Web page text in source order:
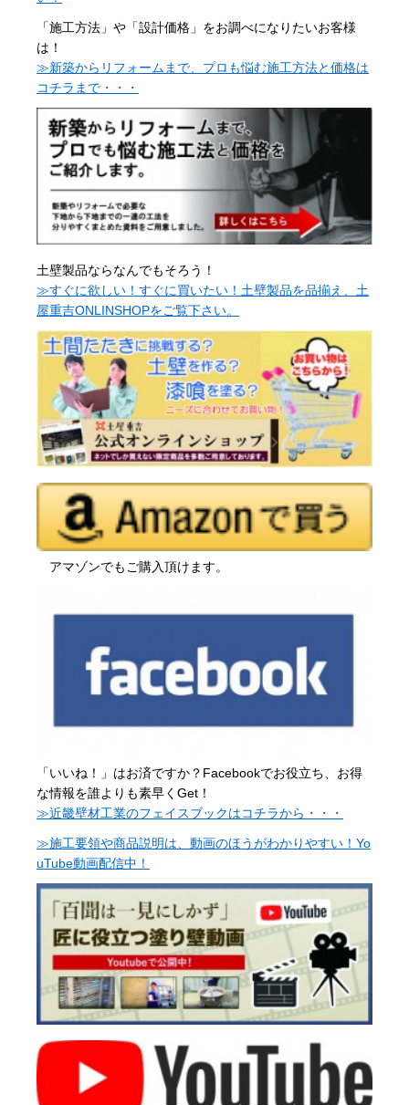
「施工方法」や「設計価格」をお調べになりたいお客様
は！
≫新築からリフォームまで、プロも悩む施工方法と価格は
コチラまで・・・
土壁製品ならなんでもそろう！
≫すぐに欲しい！すぐに買いたい！土壁製品を品揃え、土
屋重吉ONLINSHOPをご覧下さい。
アマゾンでもご購入頂けます。
「いいね！」はお済ですか？Facebookでお役立ち、お得
な情報を誰よりも素早くGet！
≫近畿壁材工業のフェイスブックはコチラから・・・
≫施工要領や商品説明は、動画のほうがわかりやすい！Yo
uTube動画配信中！